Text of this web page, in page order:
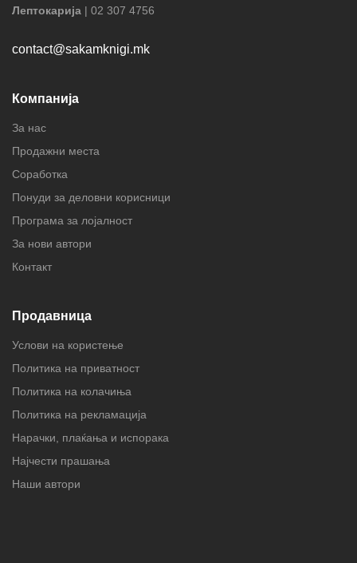
Лептокарија | 02 307 4756
contact@sakamknigi.mk
Компанија
За нас
Продажни места
Соработка
Понуди за деловни корисници
Програма за лојалност
За нови автори
Контакт
Продавница
Услови на користење
Политика на приватност
Политика на колачиња
Политика на рекламација
Нарачки, плаќања и испорака
Најчести прашања
Наши автори